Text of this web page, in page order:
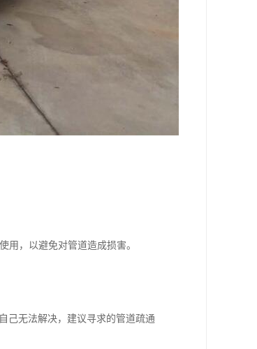
用，以避免对管道造成损害。
己无法解决，建议寻求的管道疏通